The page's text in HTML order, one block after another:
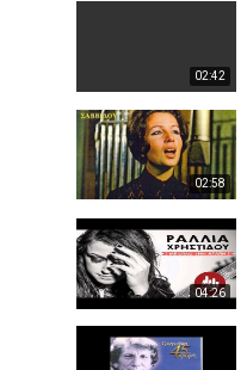
02:42
02:58
04:26